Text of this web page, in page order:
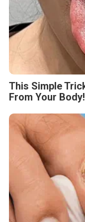
This Simple
From Your Body!